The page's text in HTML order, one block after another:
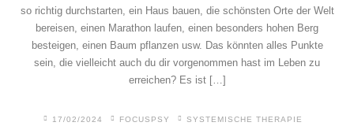
Termine
Buchempfehlungen
so richtig durchstarten, ein Haus bauen, die schönsten Orte der Welt
bereisen, einen Marathon laufen, einen besonders hohen Berg
besteigen, einen Baum pflanzen usw. Das könnten alles Punkte
sein, die vielleicht auch du dir vorgenommen hast im Leben zu
erreichen? Es ist […]
17/02/2024 FOCUSPSY SYSTEMISCHE THERAPIE